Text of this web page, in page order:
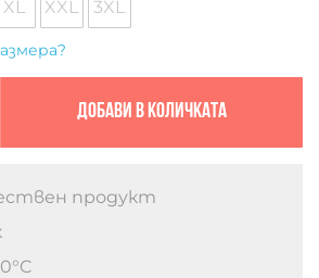
XL XXL 3XL
Добави в количката
продукт